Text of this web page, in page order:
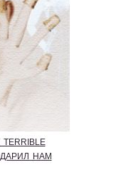
terrible
нам